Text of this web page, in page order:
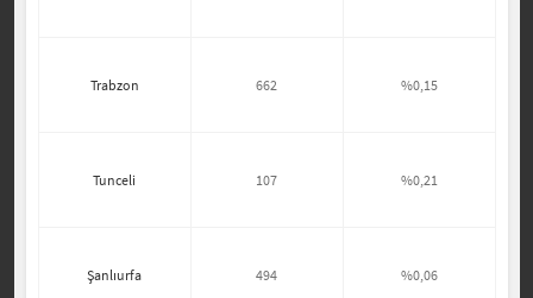
Trabzon 662 %0,15
Tunceli 107 %0,21
Şanlıurfa 494 %0,06